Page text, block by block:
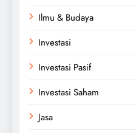
Ilmu & Budaya
Investasi
Investasi Pasif
Investasi Saham
Jasa